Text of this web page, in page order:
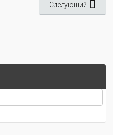
Следующий